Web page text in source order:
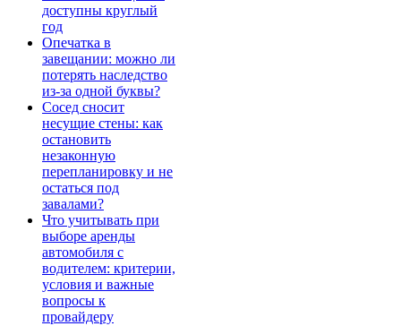
доступны круглый
год
Опечатка в
завещании: можно ли
потерять наследство
из-за одной буквы?
Сосед сносит
несущие стены: как
остановить
незаконную
перепланировку и не
остаться под
завалами?
Что учитывать при
выборе аренды
автомобиля с
водителем: критерии,
условия и важные
вопросы к
провайдеру